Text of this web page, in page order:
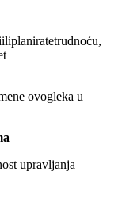
ovogleka u
upravljanja